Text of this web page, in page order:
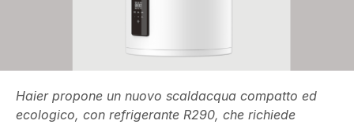
Haier propone un nuovo scaldacqua compatto ed
ecologico, con refrigerante R290, che richiede